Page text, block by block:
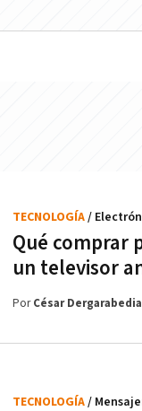
Qué comprar
un televisor
TECNOLOGÍA/
PorCésar
TECNOLOGÍA/